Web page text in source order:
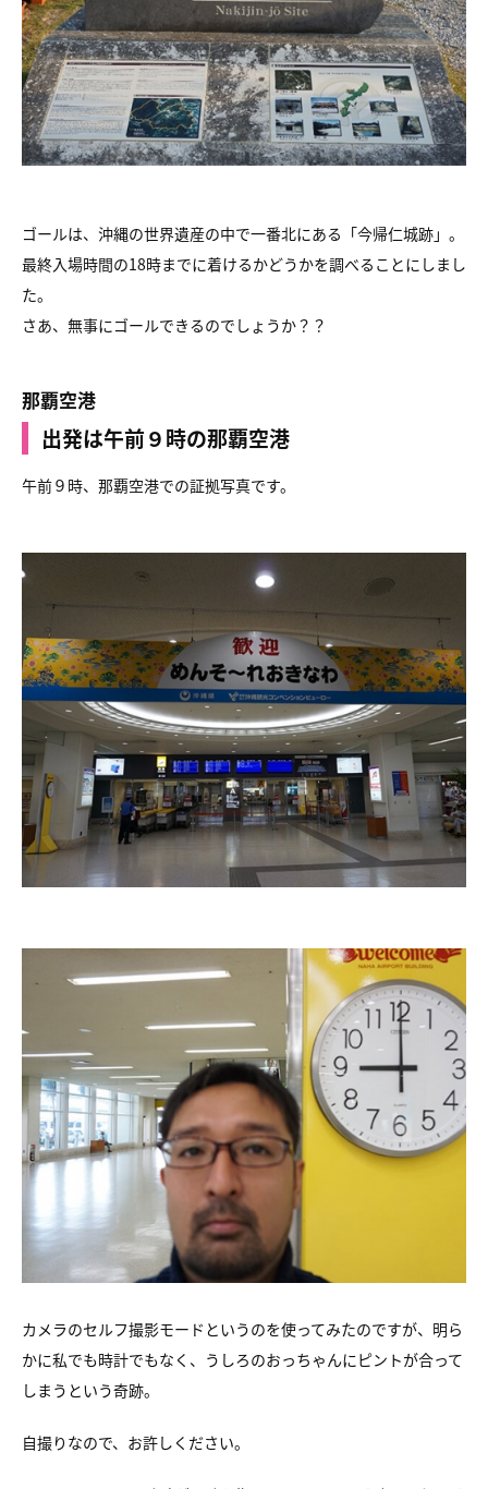
ゴールは、沖縄の世界遺産の中で一番北にある「今帰仁城跡」。
最終入場時間の18時までに着けるかどうかを調べることにしまし
た。
さあ、無事にゴールできるのでしょうか？？
那覇空港
出発は午前９時の那覇空港
午前９時、那覇空港での証拠写真です。
カメラのセルフ撮影モードというのを使ってみたのですが、明ら
かに私でも時計でもなく、うしろのおっちゃんにピントが合って
しまうという奇跡。
自撮りなので、お許しください。